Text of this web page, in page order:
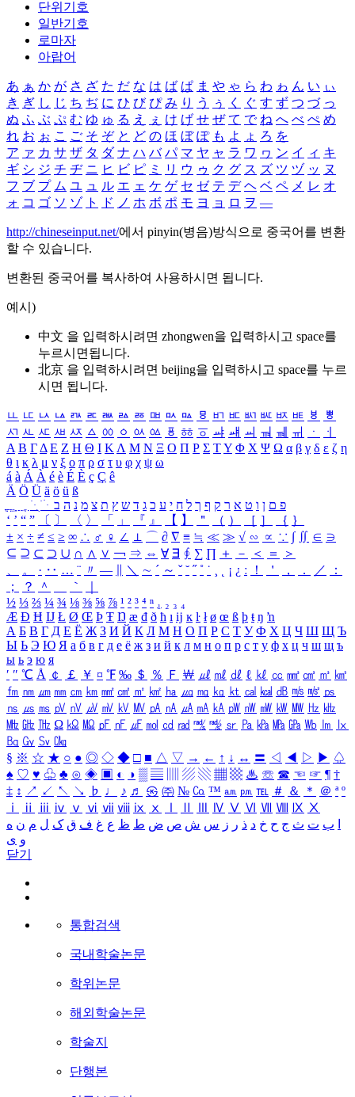
단위기호
일반기호
로마자
아랍어
あ ぁ か が さ ざ た だ な は ば ぱ ま や ゃ ら わ ゎ ん い ぃ
き ぎ し じ ち ぢ に ひ び ぴ み り う ぅ く ぐ す ず つ づ っ
ぬ ふ ぶ ぷ む ゆ ゅ る え ぇ け げ せ ぜ て で ね へ べ ぺ め
れ お ぉ こ ご そ ぞ と ど の ほ ぼ ぽ も よ ょ ろ を
ア ァ カ サ ザ タ ダ ナ ハ バ パ マ ヤ ャ ラ ワ ヮ ン イ ィ キ
ギ シ ジ チ ヂ ニ ヒ ビ ピ ミ リ ウ ゥ ク グ ス ズ ツ ヅ ッ ヌ
フ ブ プ ム ユ ュ ル エ ェ ケ ゲ セ ゼ テ デ ヘ ベ ペ メ レ オ
ォ コ ゴ ソ ゾ ト ド ノ ホ ボ ポ モ ヨ ョ ロ ヲ ―
http://chineseinput.net/에서 pinyin(병음)방식으로 중국어를 변환
할 수 있습니다.
변환된 중국어를 복사하여 사용하시면 됩니다.
예시)
中文 을 입력하시려면 zhongwen을 입력하시고 space를
누르시면됩니다.
北京 을 입력하시려면 beijing을 입력하시고 space를 누르
시면 됩니다.
ㅥ ㅦ ㅧ ㅨ ㅩ ㅪ ㅫ ㅬ ㅭ ㅮ ㅯ ㅰ ㅱ ㅲ ㅳ ㅴ ㅵ ㅶ ㅷ ㅸ
ㅹ
ㅺ ㅻ ㅼ ㅽ ㅾ ㅿ ㆀ ㆁ ㆂ ㆃ ㆄ ㆅ ㆆ ㆇ ㆈ ㆉ ㆊ ㆋ ㆌ ㆍ
ㆎ
Α Β ΓΔ Ε Ζ Η Θ Ι ΚΛ Μ Ν Ξ Ο Π Ρ Σ ΤΥ Φ Χ Ψ Ω α β γ δ ε ζ η
θ ι κ λ μ ν ξ ο π ρ σ τ υ φ χ ψ ω
á à Á À é è É È ç Ç ê
Ä Ö Ü ä ö ü ß
ִֶֹ ֻּ ׁׂ פ ם ן ו ט א ר ק ף ך ל ח י ע כ ג ד ש ץ ת צ מ נ ה ב
‘ ’ “ ” 〔 〕 〈 〉 「 」 『 』 【 】 ＂ （ ） ［ ］ ｛ ｝
± × ÷ ≠ ≤ ≥ ∞ ∴ ♂ ♀ ∠ ⊥ ⌒ ∂ ∇ ≡ ≒ ≪ ≫ √ ∽ ∝ ∵ ∫ ∬ ∈ ∋
⊆ ⊇ ⊂ ⊃ ∪ ∩ ∧ ∨ ￢ ⇒ ⇔ ∀ ∃ ∮ ∑ ∏ ＋ － ＜ ＝
＞
、
。 · ‥ … ¨ 〃 ― ＼ ∼ ´ ～ ˇ ˘ ˝ ˚ ˙ ¸ ¡ ¿ ː ！ ＇ ， ． ／
：
；
？ ＾ ｀
½ ⅓ ⅔ ¼ ¾ ⅛ ⅜ ⅝ ⅞ ¹ ² ³ ⁴ ⁿ ₁ ₂ ₃ ₄
Æ Ð Ħ Ĳ Ł Ø Œ Þ Ŧ Ŋ æ đ ð ħ ı ĳ ĸ ŀ ł ø œ ß þ ŧ ŋ ŉ
А Б В Г Д Е Ё Ж З И Й К Л М Н О П Р С Т У Ф Х Ц Ч Ш Щ Ъ
Ы Ь Э Ю Я а б в г д е ё ж з и й к л м н о п р с т у ф х ц ч ш щ ъ
ы ь э ю я
′ ″ ℃ Å ￠ ￡ ￥ ¤ ℉ ‰ ＄ ％ Ｆ ￦ ㎕ ㎖ ㎗ ℓ ㎘ ㏄ ㎣ ㎤ ㎥ ㎦
㎙ ㎚ ㎛ ㎜ ㎝ ㎞ ㎟ ㎠ ㎡ ㎢ ㏊ ㎍ ㎎ ㎏ ㏏ ㎈ ㎉ ㏈ ㎧ ㎨ ㎰
㎱ ㎲ ㎳ ㎴ ㎵ ㎶ ㎷ ㎸ ㎹ ㎀ ㎁ ㎂ ㎃ ㎄ ㎺ ㎻ ㎽ ㎾ ㎿ ㎐ ㎑
㎒ ㎓ ㎔ Ω ㏀ ㏁ ㎊ ㎋ ㎌ ㏖ ㏅ ㎭ ㎮ ㎯ ㏛ ㎩ ㎪ ㎫ ㎬ ㏝ ㏐
㏓
㏃ ㏉ ㏜ ㏆
§ ※ ☆ ★ ○ ● ◎ ◇ ◆ □ ■ △ ▽ → ← ↑ ↓ ↔ 〓 ◁ ◀ ▷ ▶ ♤
♠ ♡ ♥ ♧ ♣ ⊙ ◈ ▣ ◐ ◑ ▒ ▤ ▨ ▧ ▦ ▩ ♨ ☏ ☎ ☜ ☞ ¶ †
‡ ↕ ↗ ↙ ↖ ↘ ♭ ♩ ♪ ♬ ㉿ ㈜ № ㏇ ™ ㏂ ㏘ ℡ ＃ ＆ ＊ ＠ ª º
ⅰ
ⅱ ⅲ ⅳ ⅴ ⅵ ⅶ ⅷ ⅸ ⅹ Ⅳ Ⅴ Ⅵ Ⅶ Ⅷ Ⅸ Ⅹ
ب ت ث ج ح خ د ذ ر ز س ش ص ض ط ظ ع غ ف ق ک ل م ن ه
و ی
닫기
통합검색
국내학술논문
학위논문
해외학술논문
학술지
단행본